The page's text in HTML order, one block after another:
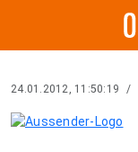
24.01.2012, 11:50:19 /